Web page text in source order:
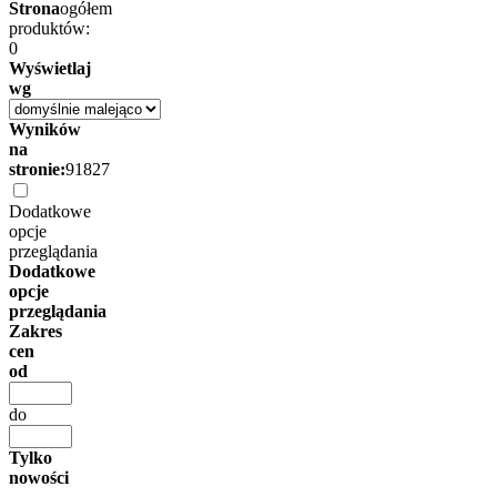
Stronaogółem
produktów:
0
Wyświetlaj
wg
Wyników
na
stronie:91827
Dodatkowe
opcje
przeglądania
Dodatkowe
opcje
przeglądania
Zakres
cen
od
do
Tylko
nowości